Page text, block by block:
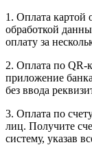
1. Оплата картой
обработкой
оплату за
2. Оплата по QR-
приложение
без ввода
3. Оплата по
лиц. Получите
систему, указав